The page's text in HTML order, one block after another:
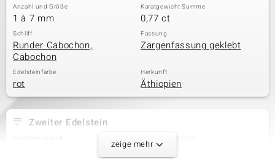
Anzahl und Größe
1 à 7 mm
Karatgewicht Summe
0,77 ct
Schliff
Runder Cabochon,
Cabochon
Fassung
Zargenfassung geklebt
Edelsteinfarbe
rot
Herkunft
Äthiopien
Zweiter Edelstein
12 à 2 mm
zeige mehr